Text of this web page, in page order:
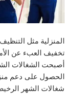
المنزلية مثل
تخفيف العبء عن
أصبحت الشغالات
الحصول على دعم
شغالات الشهر